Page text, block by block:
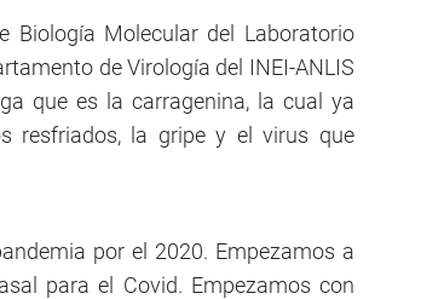
Biología Molecular del Laboratorio
de Virología del INEI-ANLIS
que es la carragenina, la cual ya
resfriados, la gripe y el virus que
por el 2020. Empezamos a
para el Covid. Empezamos con